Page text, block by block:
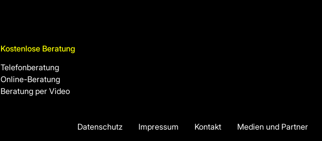
Kostenlose Beratung
Telefonberatung
Online-Beratung
Beratung per Video
Datenschutz Impressum Kontakt Medien und Partner